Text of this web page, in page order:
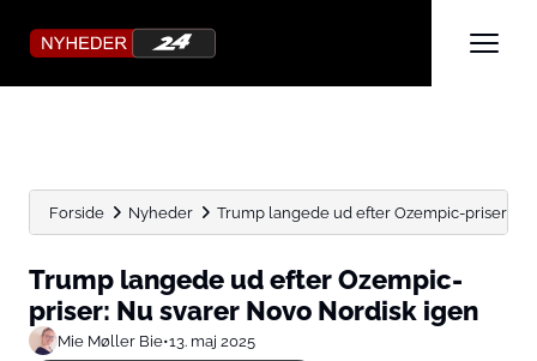
Forside Nyheder Trump langede ud efter Ozempic-priser:
Trump langede ud efter Ozempic-
priser: Nu svarer Novo Nordisk igen
Mie Møller Bie•13. maj 2025